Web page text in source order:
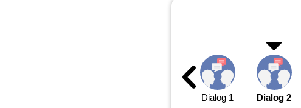
Dialog 1 Dialog 2